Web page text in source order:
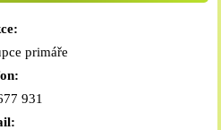
primáře
931